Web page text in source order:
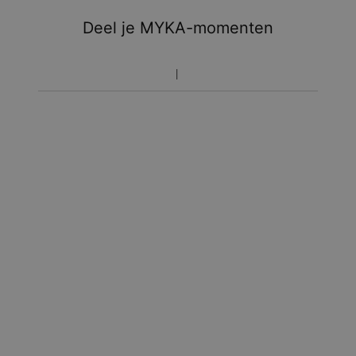
inclusief de productietijd is.
Houd er rekening mee dat gepersonaliseerde sieraden uniek
Deel je MYKA-momenten